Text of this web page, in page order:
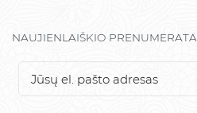
NAUJIENLAIŠKIO PRENUMERATA